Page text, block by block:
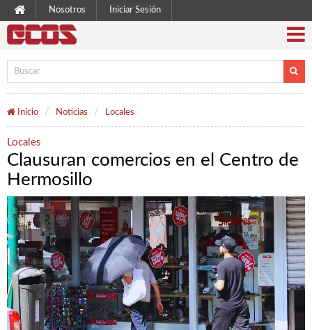
Nosotros Iniciar Sesión
Inicio Noticias Locales
Locales
Clausuran comercios en el Centro de
Hermosillo